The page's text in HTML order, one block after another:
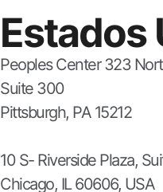
Estados
Peoples Center 323
Suite 300
Pittsburgh, PA 15212
10 S- Riverside Plaza,
Chicago, IL 60606, USA